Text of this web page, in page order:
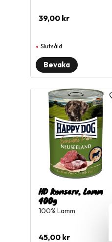
39,00 kr
Slutsåld
HD Konserv, Lamm
400g
100% Lamm
45,00 kr